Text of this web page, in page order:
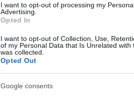
I want to opt-out of processing my
Advertising.
Opted In
I want to opt-out of Collection, Use,
of my Personal Data that Is Unrelated
was collected.
Opted Out
Google consents